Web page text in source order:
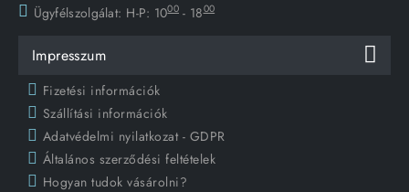
Ügyfélszolgálat: H-P: 1000 - 1800
Impresszum
Fizetési információk
Szállítási információk
Adatvédelmi nyilatkozat - GDPR
Általános szerződési feltételek
Hogyan tudok vásárolni?